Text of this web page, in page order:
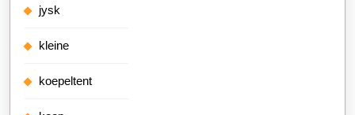
jysk
kleine
koepeltent